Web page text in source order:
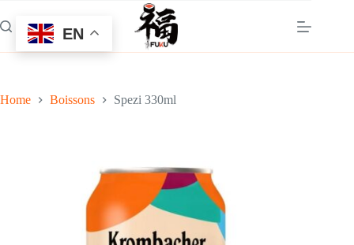
to
content
Home Boissons Spezi 330ml
EN